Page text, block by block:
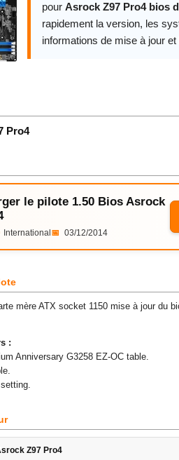
pour Asrock Z97 Pro4 bios
rapidement la version, les
informations de mise à jour
Pro4
le pilote 1.50 Bios Asrock
International 📅 03/12/2014
mère ATX socket 1150 mise à jour du
:
Anniversary G3258 EZ-OC table.
Z97 Pro4